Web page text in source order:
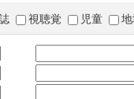
視聴覚 児童